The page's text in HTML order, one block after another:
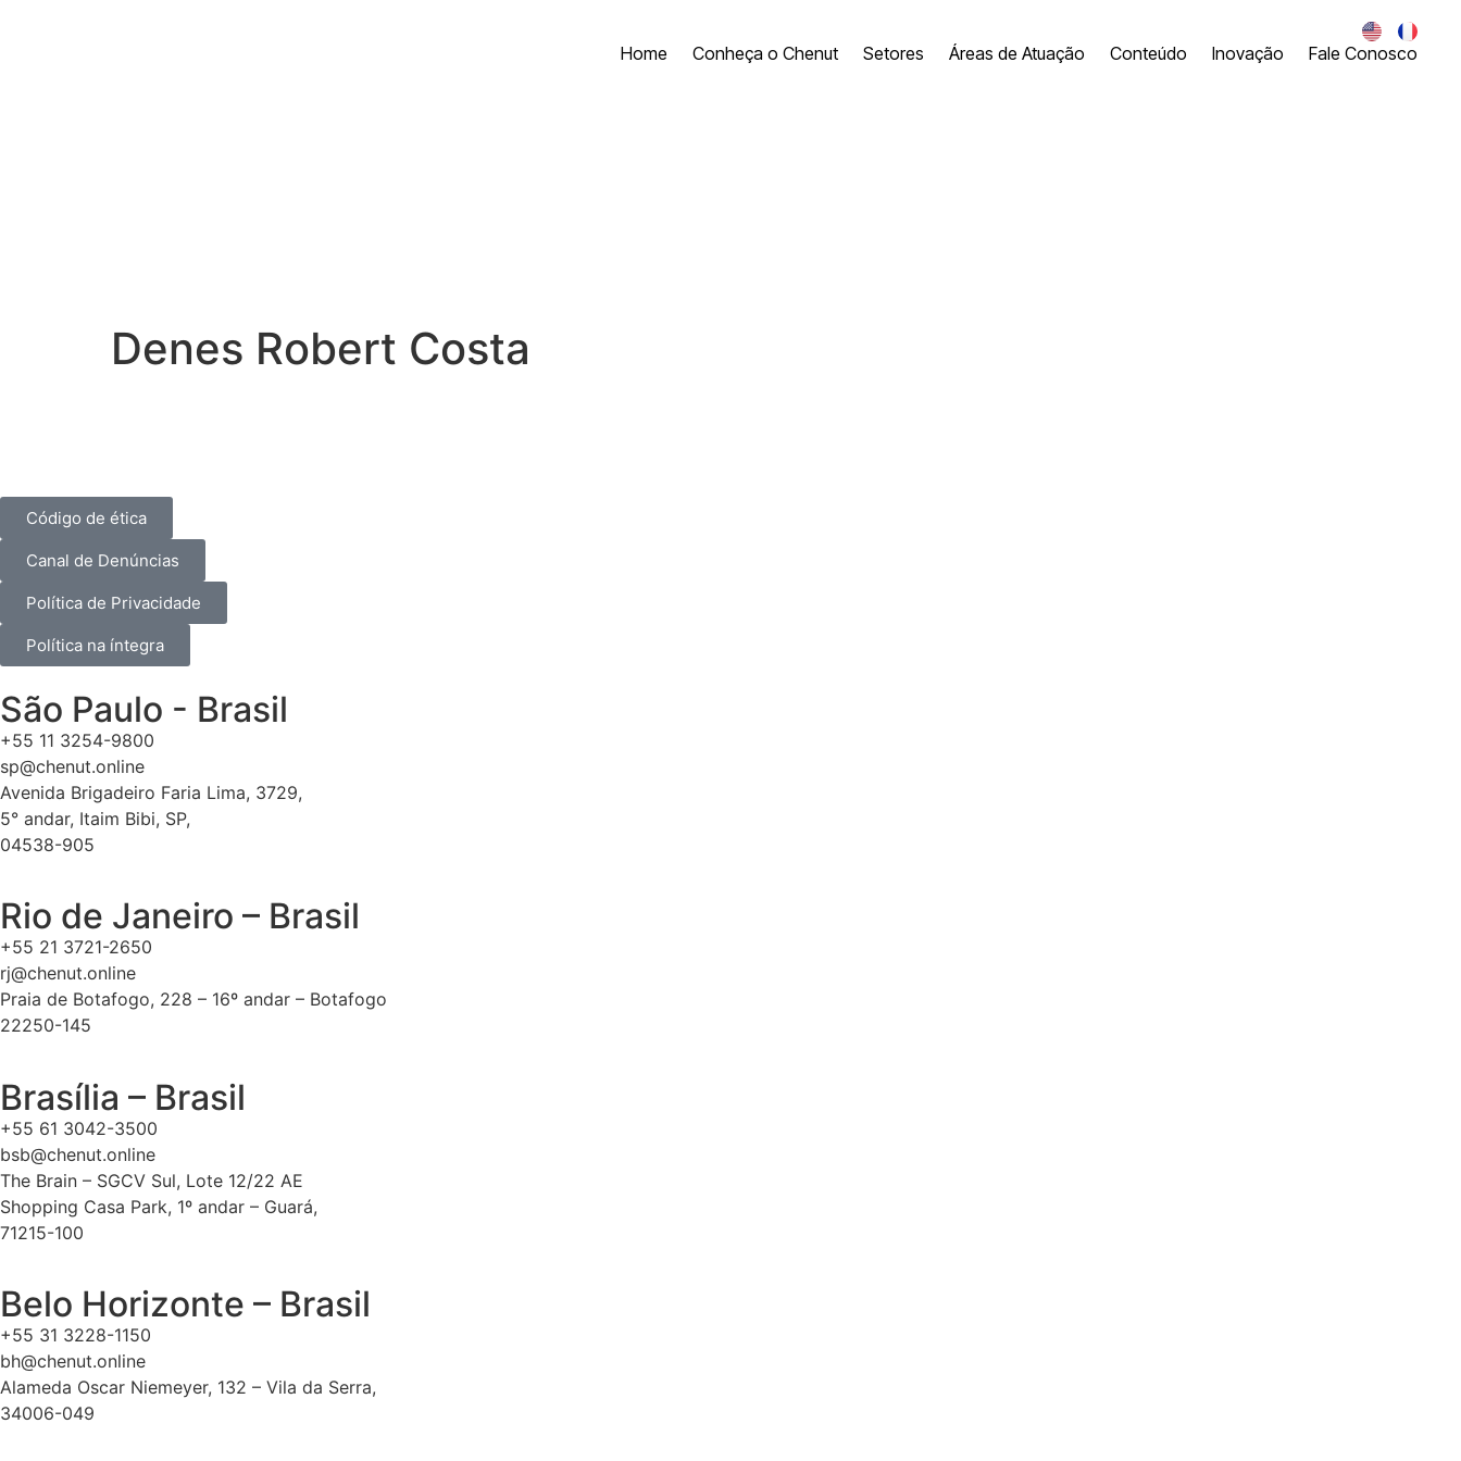
Home Conheça o Chenut Setores Áreas de Atuação Conteúdo Inovação Fale Conosco
Denes Robert Costa
Código de ética
Canal de Denúncias
Política de Privacidade
Política na íntegra
São Paulo - Brasil
+55 11 3254-9800
sp@chenut.online
Avenida Brigadeiro Faria Lima, 3729,
5° andar, Itaim Bibi, SP,
04538-905
Rio de Janeiro – Brasil
+55 21 3721-2650
rj@chenut.online
Praia de Botafogo, 228 – 16º andar – Botafogo
22250-145
Brasília – Brasil
+55 61 3042-3500
bsb@chenut.online
The Brain – SGCV Sul, Lote 12/22 AE
Shopping Casa Park, 1º andar – Guará,
71215-100
Belo Horizonte – Brasil
+55 31 3228-1150
bh@chenut.online
Alameda Oscar Niemeyer, 132 – Vila da Serra,
34006-049